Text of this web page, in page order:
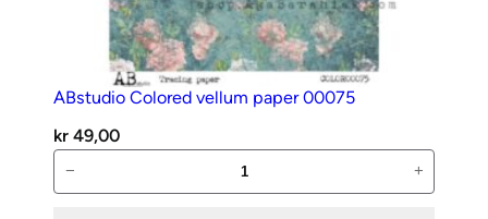
ABstudio Colored vellum paper 00075
kr 49,00
Colored
− +